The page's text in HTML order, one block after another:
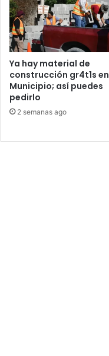
Ya hay material de
construcción gr4t1s en
Municipio; así puedes
pedirlo
2 semanas ago